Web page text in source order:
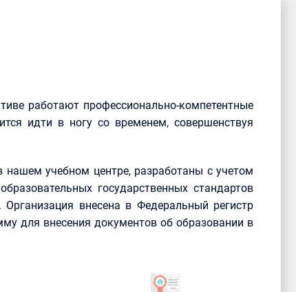
работают профессионально-компетентные
идти в ногу со временем, совершенствуя
нашем учебном центре, разработаны с учетом
государственных стандартов
внесена в Федеральный регистр
для внесения документов об образовании в